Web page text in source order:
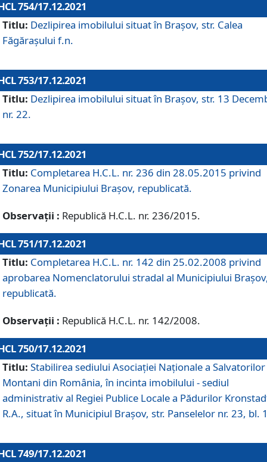
754/17.12.2021
Titlu: Dezlipirea imobilului situat în Brașov, str. Calea
Făgărașului f.n.
753/17.12.2021
Titlu: Dezlipirea imobilului situat în Brașov, str. 13
nr. 22.
752/17.12.2021
Titlu: Completarea H.C.L. nr. 236 din 28.05.2015 privind
Zonarea Municipiului Braşov, republicată.
Observații : Republică H.C.L. nr. 236/2015.
751/17.12.2021
Titlu: Completarea H.C.L. nr. 142 din 25.02.2008 privind
aprobarea Nomenclatorului stradal al Municipiului
republicată.
Observații : Republică H.C.L. nr. 142/2008.
750/17.12.2021
Titlu: Stabilirea sediului Asociației Naționale a Salvatorilor
Montani din România, în incinta imobilului - sediul
administrativ al Regiei Publice Locale a Pădurilor
R.A., situat în Municipiul Braşov, str. Panselelor nr. 23, bl.
749/17.12.2021